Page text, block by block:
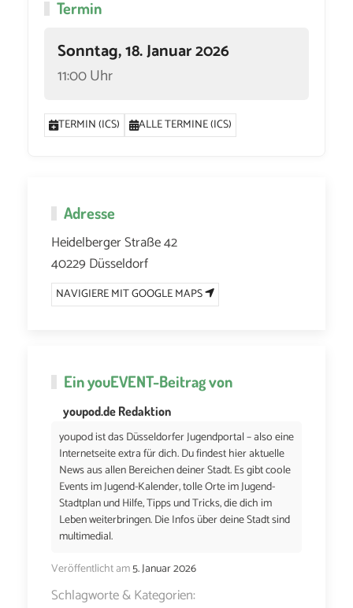
Termin
Sonntag, 18. Januar 2026
11:00 Uhr
TERMIN (ICS) ALLE TERMINE (ICS)
Adresse
Heidelberger Straße 42
40229 Düsseldorf
NAVIGIERE MIT GOOGLE MAPS
EinyouEVENT-Beitrag von
youpod.de Redaktion
youpod ist das Düsseldorfer Jugendportal – also eine
Internetseite extra für dich. Du findest hier aktuelle
News aus allen Bereichen deiner Stadt. Es gibt coole
Events im Jugend-Kalender, tolle Orte im Jugend-
Stadtplan und Hilfe, Tipps und Tricks, die dich im
Leben weiterbringen. Die Infos über deine Stadt sind
multimedial.
Veröffentlicht am5. Januar 2026
Schlagworte & Kategorien: